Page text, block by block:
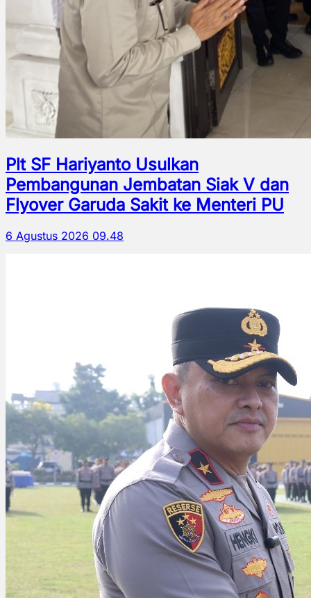
Plt SF Hariyanto Usulkan
Pembangunan Jembatan Siak V dan
Flyover Garuda Sakit ke Menteri PU
6 Agustus 2026 09.48